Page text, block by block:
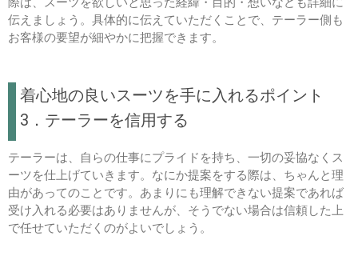
伝えましょう。具体的に伝えていただくことで、テーラー側も
お客様の要望が細やかに把握できます。
着心地の良いスーツを手に入れるポイント
3．テーラーを信用する
テーラーは、自らの仕事にプライドを持ち、一切の妥協なくス
ーツを仕上げていきます。なにか提案をする際は、ちゃんと理
由があってのことです。あまりにも理解できない提案であれば
受け入れる必要はありませんが、そうでない場合は信頼した上
で任せていただくのがよいでしょう。